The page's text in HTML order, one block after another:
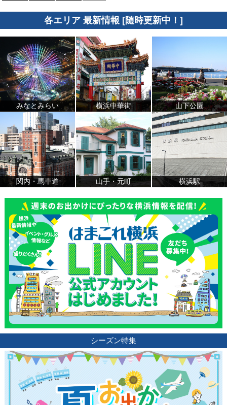
各エリア 最新情報 [随時更新中！]
みなとみらい 横浜中華街 山下公園
関内・馬車道 山手・元町 横浜駅
シーズン特集